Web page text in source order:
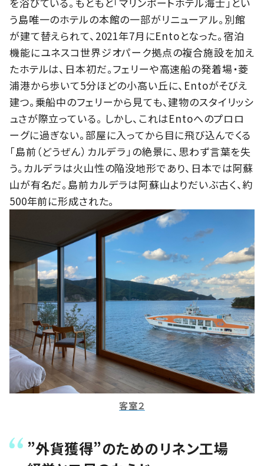
う島唯一のホテルの本館の一部がリニューアル。別館
が建て替えられて、2021年7月にEntoとなった。宿泊
機能にユネスコ世界ジオパーク拠点の複合施設を加え
たホテルは、日本初だ。フェリーや高速船の発着場・菱
浦港から歩いて5分ほどの小高い丘に、Entoがそびえ
建つ。乗船中のフェリーから見ても、建物のスタイリッシ
ュさが際立っている。 しかし、これはEntoへのプロロ
ーグに過ぎない。部屋に入ってから目に飛び込んでくる
「島前（どうぜん）カルデラ」の絶景に、思わず言葉を失
う。カルデラは火山性の陥没地形であり、日本では阿蘇
山が有名だ。島前カルデラは阿蘇山よりだいぶ古く、約
500年前に形成された。
客室２
”外貨獲得”のためのリネン工場